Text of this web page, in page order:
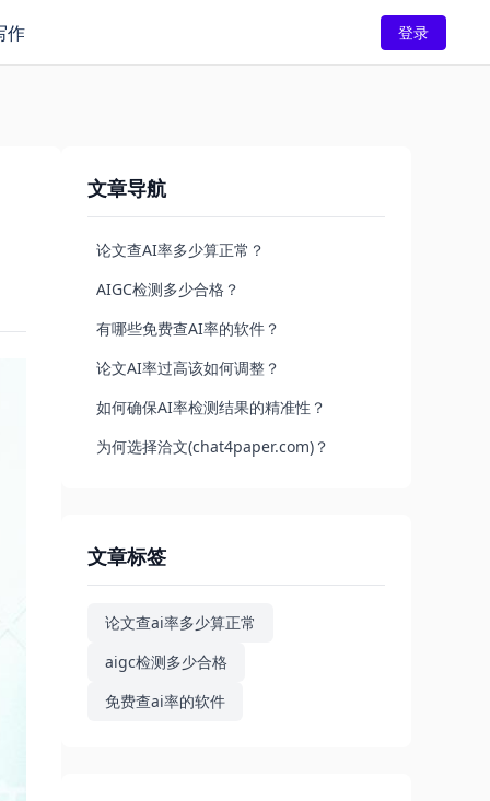
作 登录
文章导航
论文查AI率多少算正常？
AIGC检测多少合格？
有哪些免费查AI率的软件？
论文AI率过高该如何调整？
如何确保AI率检测结果的精准性？
为何选择洽文(chat4paper.com)？
文章标签
论文查ai率多少算正常
aigc检测多少合格
免费查ai率的软件